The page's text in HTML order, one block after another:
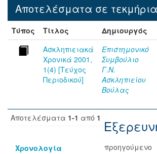
Αποτελέσματα σε
Τύπος Τίτλος Δημιουργός
Ασκληπιειακά
Χρονικά 2001,
1(4) [Τεύχος
Περιοδικού]
Επιστημονικό
Συμβούλιο
Γ.Ν.
Ασκληπιείου
Βούλας
Αποτελέσματα 1-1 από 1
προηγούμενο
Χρονολογία